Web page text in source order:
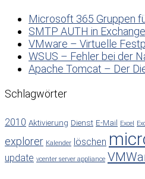
Microsoft 365 Gruppen
SMTP AUTH in
VMware – Virtuelle
WSUS – Fehler bei der
Apache Tomcat – Der
Schlagwörter
2010 Aktivierung Dienst E-Mail Excel
explorer Kalender löschen
update vcenter server appliance